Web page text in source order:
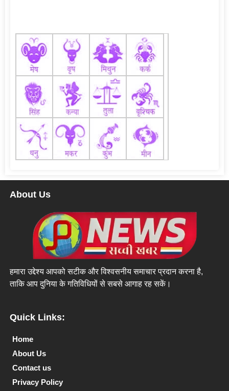
About Us
हमारा उद्देश्य आपको सटीक और विश्वसनीय समाचार प्रदान करना है,
ताकि आप दुनिया के गतिविधियों से सबसे आगाह रह सकें।
Quick Links:
Home
About Us
Contact us
Privacy Policy